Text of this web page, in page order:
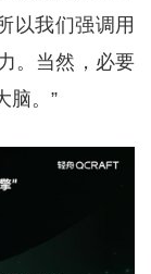
以我们强调用
。当然，必要
脑。”